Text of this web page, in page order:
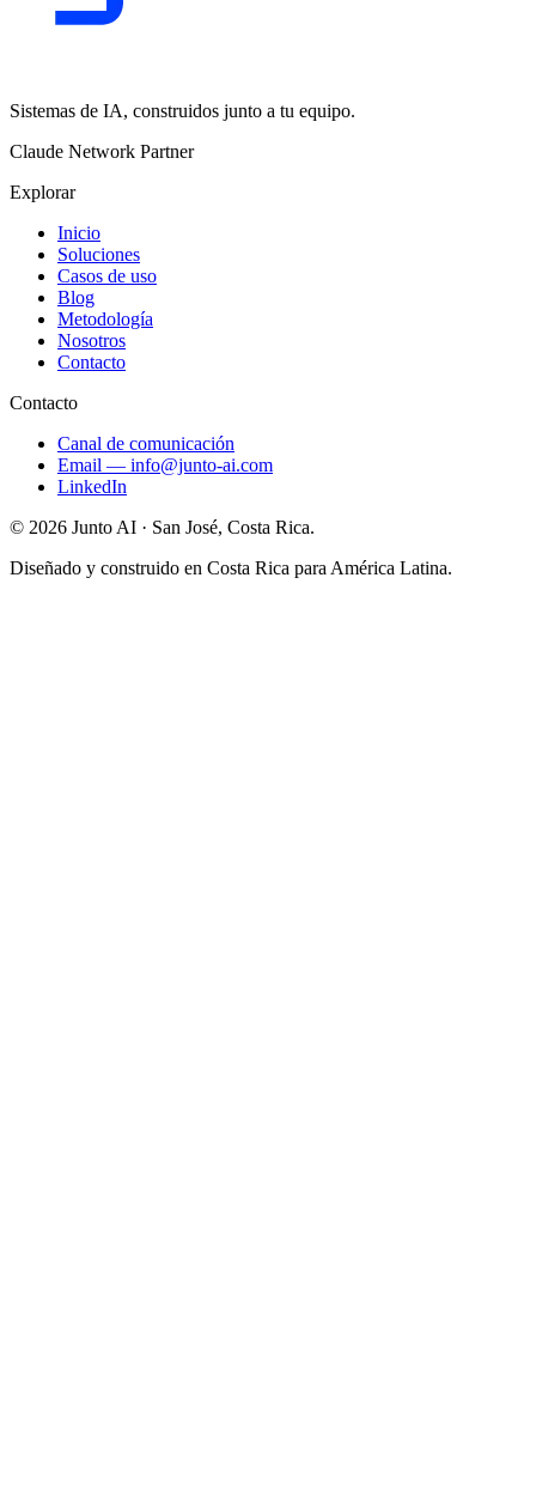
Sistemas de IA, construidos junto a tu equipo.
Claude Network Partner
Explorar
Inicio
Soluciones
Casos de uso
Blog
Metodología
Nosotros
Contacto
Contacto
Canal de comunicación
Email — info@junto-ai.com
LinkedIn
© 2026 Junto AI · San José, Costa Rica.
Diseñado y construido en Costa Rica para América Latina.